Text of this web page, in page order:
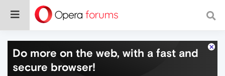
Do more on the web, with a fast and
secure browser!